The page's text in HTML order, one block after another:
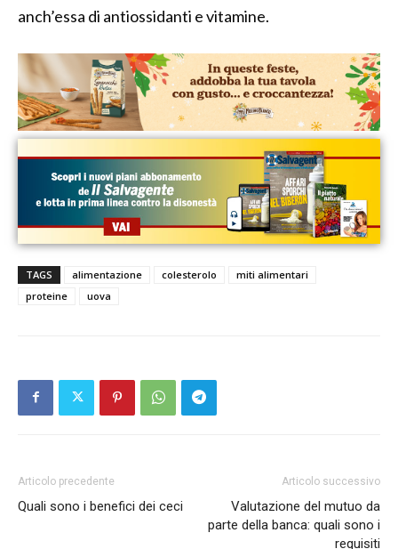
anch’essa di antiossidanti e vitamine.
TAGS alimentazione colesterolo
miti alimentari
proteine
uova
Articolo precedente
Quali sono i benefici dei ceci
Articolo successivo
Valutazione del mutuo da
parte della banca: quali sono i
requisiti